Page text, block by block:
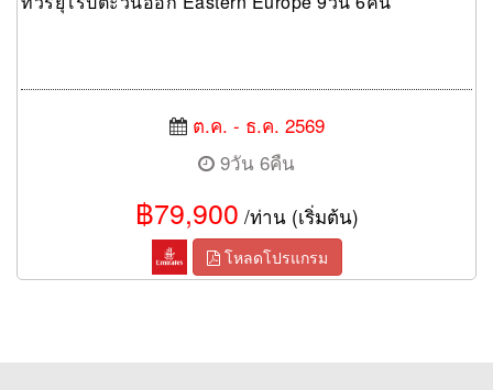
ต.ค. - ธ.ค. 2569
9วัน 6คืน
฿79,900 /ท่าน (เริ่มต้น)
โหลดโปรแกรม